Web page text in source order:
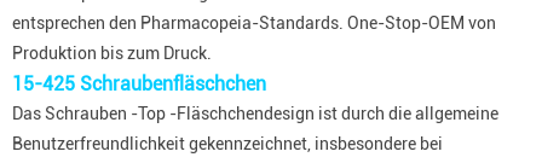
entsprechen den Pharmacopeia-Standards. One-Stop-OEM von
Produktion bis zum Druck.
15-425 Schraubenfläschchen
Das Schrauben -Top -Fläschchendesign ist durch die allgemeine
Benutzerfreundlichkeit gekennzeichnet, insbesondere bei